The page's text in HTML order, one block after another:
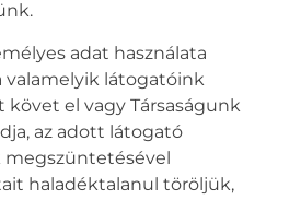
adat használata
valamelyik látogatóink
el vagy Társaságunk
az adott látogató
megszüntetésével
haladéktalanul töröljük,